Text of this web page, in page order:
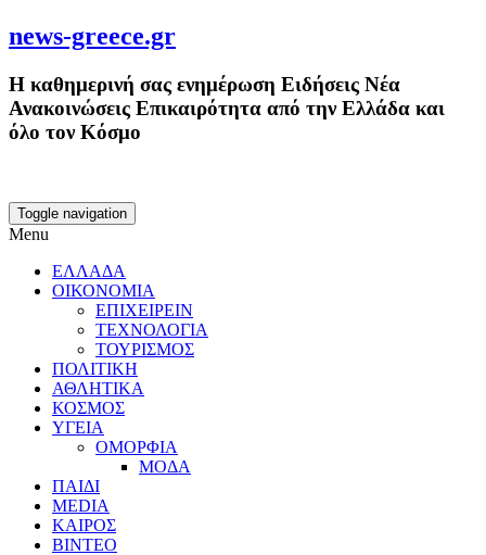
news-greece.gr
Η καθημερινή σας ενημέρωση Ειδήσεις Νέα
Ανακοινώσεις Επικαιρότητα από την Ελλάδα και
όλο τον Κόσμο
Toggle navigation
Menu
ΕΛΛΑΔΑ
ΟΙΚΟΝΟΜΙΑ
ΕΠΙΧΕΙΡΕΙΝ
ΤΕΧΝΟΛΟΓΙΑ
ΤΟΥΡΙΣΜΟΣ
ΠΟΛΙΤΙΚΗ
ΑΘΛΗΤΙΚΑ
ΚΟΣΜΟΣ
ΥΓΕΙΑ
ΟΜΟΡΦΙΑ
ΜΟΔΑ
ΠΑΙΔΙ
MEDIA
ΚΑΙΡΟΣ
ΒΙΝΤΕΟ